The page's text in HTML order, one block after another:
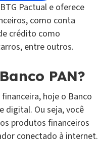
Pactual e oferece
como conta
crédito como
entre outros.
PAN?
hoje o Banco
digital. Ou seja, você
produtos financeiros
conectado à internet.